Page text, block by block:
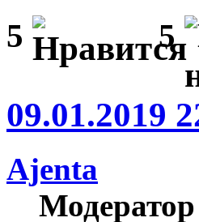
5 5
09.01.2019
Ajenta
Модератор